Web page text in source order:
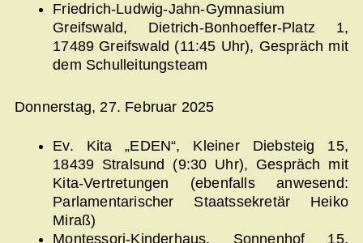
Friedrich-Ludwig-Jahn-Gymnasium
Greifswald, Dietrich-Bonhoeffer-Platz 1,
17489 Greifswald (11:45 Uhr), Gespräch mit
dem Schulleitungsteam
Donnerstag, 27. Februar 2025
Ev. Kita „EDEN“, Kleiner Diebsteig 15,
18439 Stralsund (9:30 Uhr), Gespräch mit
Kita-Vertretungen (ebenfalls anwesend:
Parlamentarischer Staatssekretär Heiko
Miraß)
Montessori-Kinderhaus, Sonnenhof 15,